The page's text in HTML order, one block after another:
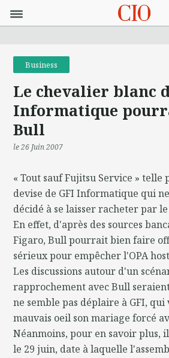
Business
Le chevalier blanc
Informatique
Bull
le 26 Juin 2007
« Tout sauf Fujitsu Service »
devise de GFI Informatique qui
décidé à se laisser racheter par
En effet, d'après des sources
Figaro, Bull pourrait bien faire
sérieux pour empêcher l'OPA
Les discussions autour d'un
rapprochement avec Bull
ne semble pas déplaire à GFI,
mauvais oeil son mariage forcé
Néanmoins, pour en savoir plus,
le 29 juin, date à laquelle